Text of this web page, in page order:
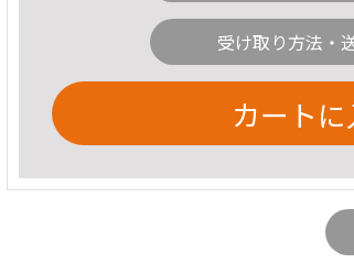
受け取り方法・
カート